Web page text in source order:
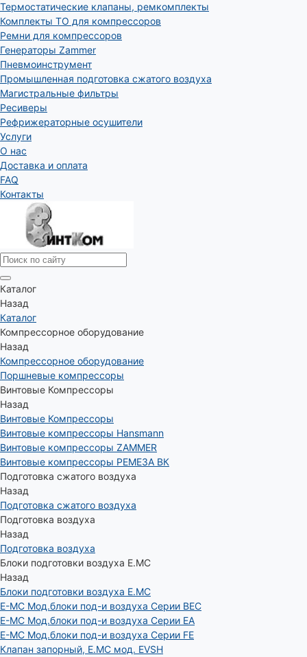
Термостатические клапаны, ремкомплекты
Комплекты ТО для компрессоров
Ремни для компрессоров
Генераторы Zammer
Пневмоинструмент
Промышленная подготовка сжатого воздуха
Магистральные фильтры
Ресиверы
Рефрижераторные осушители
Услуги
О нас
Доставка и оплата
FAQ
Контакты
Каталог
Назад
Каталог
Компрессорное оборудование
Назад
Компрессорное оборудование
Поршневые компрессоры
Винтовые Компрессоры
Назад
Винтовые Компрессоры
Винтовые компрессоры Hansmann
Винтовые компрессоры ZAMMER
Винтовые компрессоры РЕМЕЗА ВК
Подготовка сжатого воздуха
Назад
Подготовка сжатого воздуха
Подготовка воздуха
Назад
Подготовка воздуха
Блоки подготовки воздуха E.MC
Назад
Блоки подготовки воздуха E.MC
E-MC Мод.блоки под-и воздуха Серии BEC
E-MC Мод.блоки под-и воздуха Серии EA
E-MC Мод.блоки под-и воздуха Серии FE
Клапан запорный, E.MC мод. EVSH